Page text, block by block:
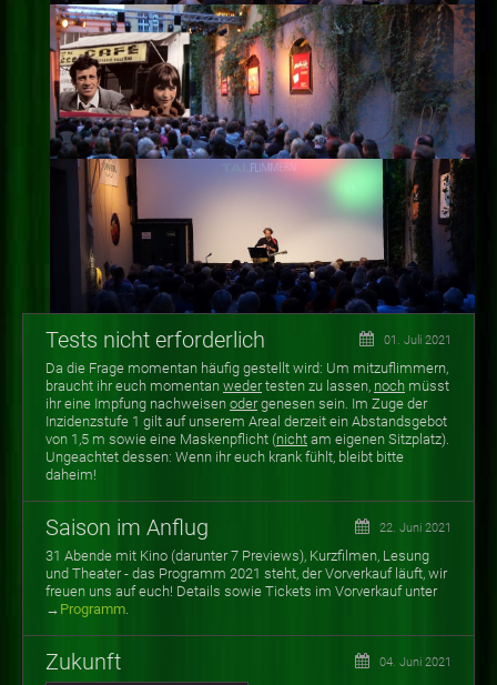
Tests nicht erforderlich 01. Juli 2021
Da die Frage momentan häufig gestellt wird: Um mitzuflimmern,
braucht ihr euch momentan wedertesten zu lassen, noch müsst
ihr eine Impfung nachweisen odergenesen sein. Im Zuge der
Inzidenzstufe 1 gilt auf unserem Areal derzeit ein Abstandsgebot
von 1,5 m sowie eine Maskenpflicht (nicht am eigenen Sitzplatz).
Ungeachtet dessen: Wenn ihr euch krank fühlt, bleibt bitte
daheim!
Saison im Anflug 22. Juni 2021
31 Abende mit Kino (darunter 7 Previews), Kurzfilmen, Lesung
und Theater - das Programm 2021 steht, der Vorverkauf läuft, wir
freuen uns auf euch! Details sowie Tickets im Vorverkauf unter
→ Programm.
Zukunft 04. Juni 2021